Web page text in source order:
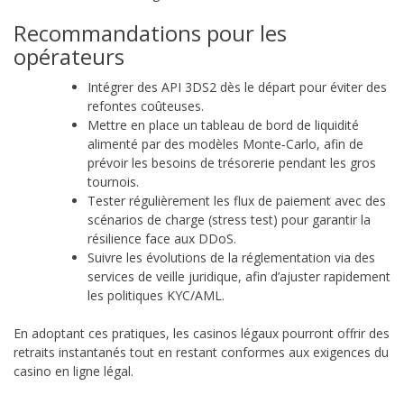
Recommandations pour les
opérateurs
Intégrer des API 3DS2 dès le départ pour éviter des
refontes coûteuses.
Mettre en place un tableau de bord de liquidité
alimenté par des modèles Monte‑Carlo, afin de
prévoir les besoins de trésorerie pendant les gros
tournois.
Tester régulièrement les flux de paiement avec des
scénarios de charge (stress test) pour garantir la
résilience face aux DDoS.
Suivre les évolutions de la réglementation via des
services de veille juridique, afin d’ajuster rapidement
les politiques KYC/AML.
En adoptant ces pratiques, les casinos légaux pourront offrir des
retraits instantanés tout en restant conformes aux exigences du
casino en ligne légal.